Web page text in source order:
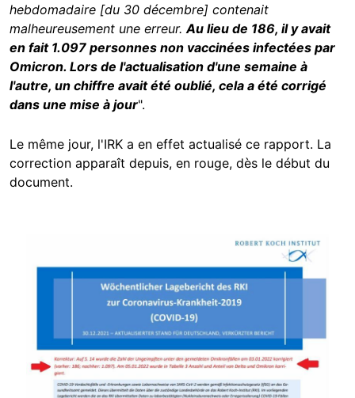
hebdomadaire [du 30 décembre] contenait
malheureusement une erreur.Au lieu de 186, il y avait
en fait 1.097 personnes non vaccinées infectées par
Omicron. Lors de l'actualisation d'une semaine à
l'autre, un chiffre avait été oublié, cela a été corrigé
dans une mise à jour".
Le même jour, l'IRK a en effet actualisé ce rapport. La
correction apparaît depuis, en rouge, dès le début du
document.